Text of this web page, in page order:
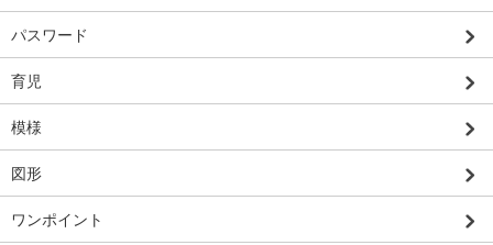
パスワード
育児
模様
図形
ワンポイント